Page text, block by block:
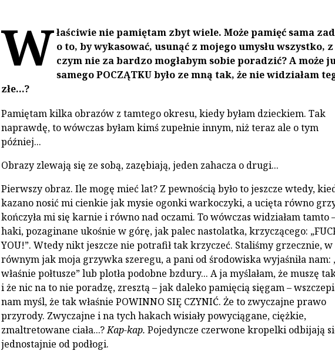
Właściwie nie pamiętam zbyt wiele. Może pa­mięć sama
o to, by wykasować, usunąć z mojego umysłu wszystko, z
czym nie za bardzo mogłabym sobie poradzić? A może
samego POCZĄTKU było ze mną tak, że nie widzia­łam
złe...?
Pamiętam kilka obrazów z tamtego okresu, kiedy byłam dzieckiem. Tak
naprawdę, to wówczas byłam kimś zupełnie innym, niż teraz ale o tym
później...
Obrazy zlewają się ze sobą, zazębiają, jeden za­hacza o drugi...
Pierwszy obraz. Ile mogę mieć lat? Z pewnością było to jeszcze wtedy,
kazano nosić mi cien­kie jak mysie ogonki warkoczyki, a ucięta równo
kończyła mi się karnie i równo nad ocza­mi. To wówczas widziałam tamto
haki, pozagi­nane ukośnie w górę, jak palec nastolatka, krzyczącego:
YOU!”. Wtedy nikt jeszcze nie potrafił tak krzyczeć. Staliśmy grzecznie, w
równym jak moja grzywka szeregu, a pani od środowiska wyjaśniła nam:
właśnie połtusze” lub plotła podobne bzdury... A ja myślałam, że muszę
i że nic na to nie poradzę, zresz­tą – jak daleko pamięcią sięgam –
nam myśl, że tak właśnie POWINNO SIĘ CZYNIĆ. Że to zwyczajne prawo
przyrody. Zwyczajne i na tych hakach wisiały powyciągane, ciężkie,
zmaltretowane ciała...?Kap-kap. Pojedyncze czerwone kropelki odbijają
jednostajnie od podłogi.